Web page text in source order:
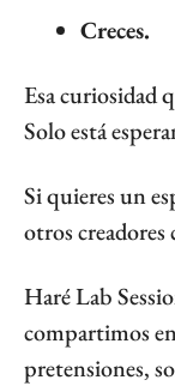
Creces.
Esa curiosidad
Solo está
Si quieres un
otros creadores
Haré Lab
compartimos
pretensiones,